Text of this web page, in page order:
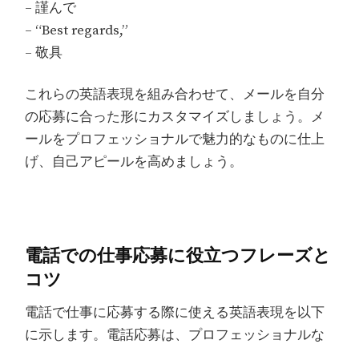
– 謹んで
– “Best regards,”
– 敬具
これらの英語表現を組み合わせて、メールを自分
の応募に合った形にカスタマイズしましょう。メ
ールをプロフェッショナルで魅力的なものに仕上
げ、自己アピールを高めましょう。
電話での仕事応募に役立つフレーズと
コツ
電話で仕事に応募する際に使える英語表現を以下
に示します。電話応募は、プロフェッショナルな